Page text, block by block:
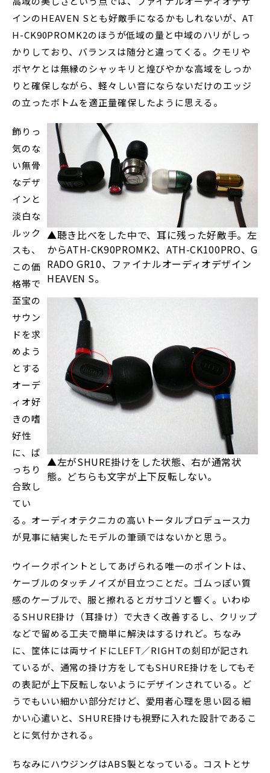
インのHEAVEN Sとも好敵手になるかもしれないが、AT
H-CK90PROMK2のほうが低域の量と中域のハリがしっ
かりしており、バランスは随分と違ってくる。クモリや
ボヤケとは無縁のシャッキリと煌びやかな高域をしっか
りと確保しながら、軽々しい音にならないだけのエッジ
の立ったボトムを適正量確保したように思える。
▲聴き比べをした中で、耳に残った好敵手。左
からATH-CK90PROMK2、ATH-CK100PRO、G
RADO GR10、ファイナルオーディオデザイン
HEAVEN S。
▲左がSHURE掛けをした状態、右が通常状
態。どちらも文字が上下反転しない。
飾りっ
気のな
い無骨
なデザ
インと
淡白な
ルック
スも、
この価
格帯で
至宝の
サウン
ドを求
めよう
とする
オーデ
ィオ好
きの嗜
好性
に、ば
っちり
合致し
てい
る。オーディオテクニカの高いトータルプロデュース力
が見事に結実したモデルの筆頭ではないかと思う。
ウイークポイントとしてあげられる唯一のポイントは、
ケーブルのタッチノイズが目立つことだ。ゴムっぽい質
感のケーブルで、服と擦れるとガサゴソと響く。いわゆ
るSHURE掛け（耳掛け）で大きく改善するし、クリップ
などで留める工夫で簡単に解決はするけれど。ちなみ
に、筐体には両サイドにLEFT／RIGHTの刻印が記され
ているが、通常の掛け方をしてもSHURE掛けをしてもそ
の表記が上下反転しないようにデザインされている。ど
うでもいい細かい部分だけど、愛用者心理を思い図る細
かい心遣いと、SHURE掛けも視野に入れた設計であるこ
とに気付かされる。
ちなみにハウジングはABS製となっている。コストとサ